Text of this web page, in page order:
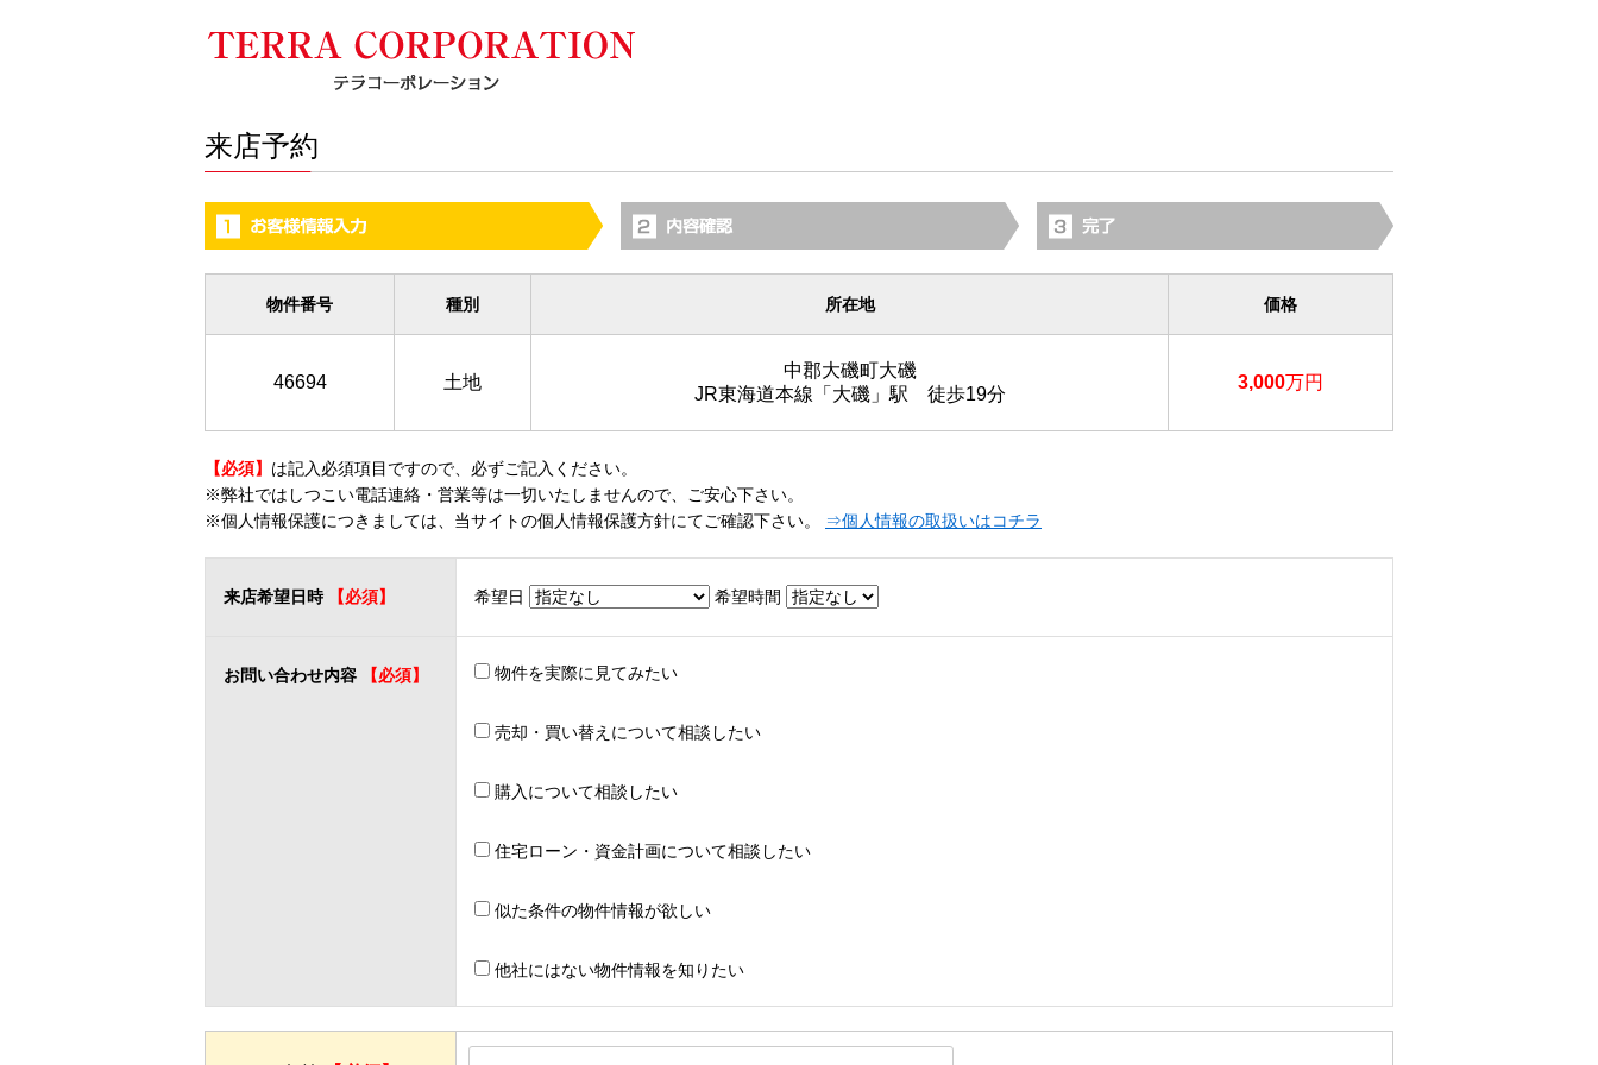
来店予約
物件番号 種別 所在地 価格
46694 土地
中郡大磯町大磯
JR東海道本線「大磯」駅 徒歩19分
3,000万円
【必須】 は記入必須項目ですので、必ずご記入ください。
※弊社ではしつこい電話連絡・営業等は一切いたしませんので、ご安心下さい。
※個人情報保護につきましては、当サイトの個人情報保護方針にてご確認下さい。
⇒個人情報の取扱いはコチラ
来店希望日時 【必須】 希望日 希望時間
お問い合わせ内容 【必須】 物件を実際に見てみたい
売却・買い替えについて相談したい
購入について相談したい
住宅ローン・資金計画について相談したい
似た条件の物件情報が欲しい
他社にはない物件情報を知りたい